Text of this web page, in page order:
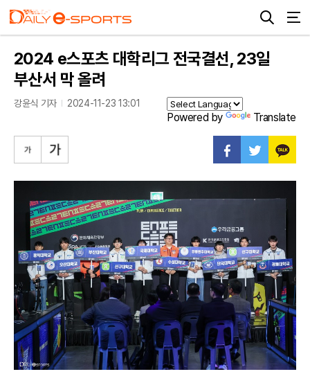
2024 e스포츠 대학리그 전국결선, 23일
부산서 막 올려
강윤식 기자 2024-11-23 13:01
Powered by Translate